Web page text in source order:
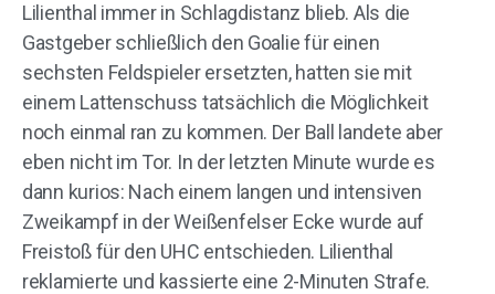
Lilienthal immer in Schlagdistanz blieb. Als die
Gastgeber schließlich den Goalie für einen
sechsten Feldspieler ersetzten, hatten sie mit
einem Lattenschuss tatsächlich die Möglichkeit
noch einmal ran zu kommen. Der Ball landete aber
eben nicht im Tor. In der letzten Minute wurde es
dann kurios: Nach einem langen und intensiven
Zweikampf in der Weißenfelser Ecke wurde auf
Freistoß für den UHC entschieden. Lilienthal
reklamierte und kassierte eine 2-Minuten Strafe.